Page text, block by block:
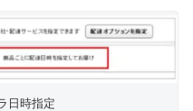
日時指定